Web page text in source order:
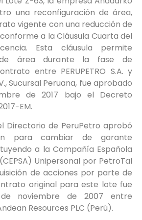
una reconfiguración de área,
vigente con una reducción de
a la Cláusula Cuarta del
Esta cláusula permite
de área durante la fase de
entre PERUPETRO S.A. y
Sucursal Peruana, fue aprobado
de 2017 bajo el Decreto
EM.
Directorio de PeruPetro aprobó
para cambiar de garante
a la Compañía Española
Unipersonal por PetroTal
de acciones por parte de
original para este lote fue
noviembre de 2007 entre
Resources PLC (Perú).